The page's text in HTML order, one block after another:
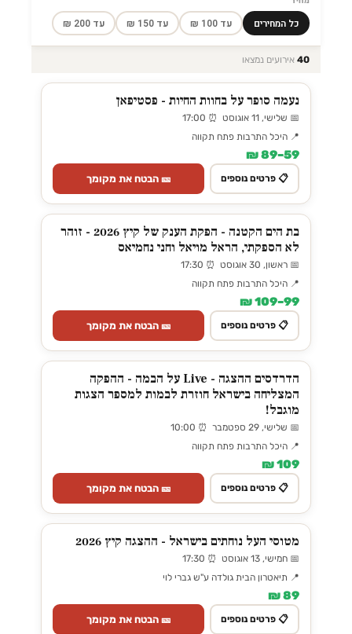
כל המחירים עד 100 ₪ עד 150 ₪ עד 200 ₪
40 אירועים נמצאו
נעמה סופר על בחוות החיות - פסטיפאן
📅 שלישי, 11 אוגוסט ⏰ 17:00
📍 היכל התרבות פתח תקווה
59–89 ₪
📋 פרטים נוספים 🎫 הבטח את מקומך
בת הים הקטנה - הפקת הענק של קיץ 2026 - זוהר
לא הספקתי, הראל מויאל וחני נחמיאס
📅 ראשון, 30 אוגוסט ⏰ 17:30
📍 היכל התרבות פתח תקווה
99–109 ₪
📋 פרטים נוספים 🎫 הבטח את מקומך
הדרדסים ההצגה - Live על הבמה - ההפקה
המצליחה בישראל חוזרת לבמות למספר הצגות
מוגבל!
📅 שלישי, 29 ספטמבר ⏰ 10:00
📍 היכל התרבות פתח תקווה
109 ₪
📋 פרטים נוספים 🎫 הבטח את מקומך
מטוסי העל נוחתים בישראל - ההצגה קיץ 2026
📅 חמישי, 13 אוגוסט ⏰ 17:30
📍 תיאטרון הבית גולדה ע"ש גברי לוי
89 ₪
📋 פרטים נוספים 🎫 הבטח את מקומך